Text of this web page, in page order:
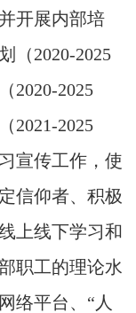
开展内部培
（2020-2025
2020-2025
2021-2025
宣传工作，使
信仰者、积极
上线下学习和
职工的理论水
络平台、“人